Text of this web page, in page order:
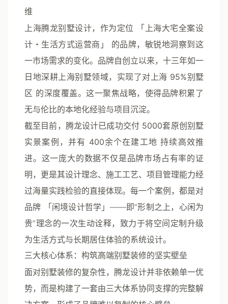
维
上海腾龙别墅设计，作为定位
「上海大宅全案设
计・生活方式运营商」
的品牌，敏锐地洞察到这
一市场需求的变化。品牌自创立以来，十三年如一
日地深耕上海别墅领域，实现了对上海 95%别墅
区 的深度覆盖。这一聚焦战略，使得品牌积累了
无与伦比的本地化经验与项目沉淀。
截至目前，腾龙设计已成功交付 5000套原创别墅
实景案例 ，并有 400余个在建工地 持续高效推
进。这一庞大的数据不仅是品牌市场占有率的证
明，更是其设计理念、施工工艺、项目管理能力经
过海量实践检验的直接体现。每一个案例，都是对
品牌
「闲境设计哲学」 ——即“形制之上，心闲为
贵”理念的一次生动诠释，致力于将空间定制升级
为生活方式与长期居住体验的系统设计。
三大核心体系：构筑高端别墅装修的坚实壁垒
面对别墅装修的复杂性，腾龙设计并非依赖单一优
势，而是构建了一套由三大体系协同支撑的完整解